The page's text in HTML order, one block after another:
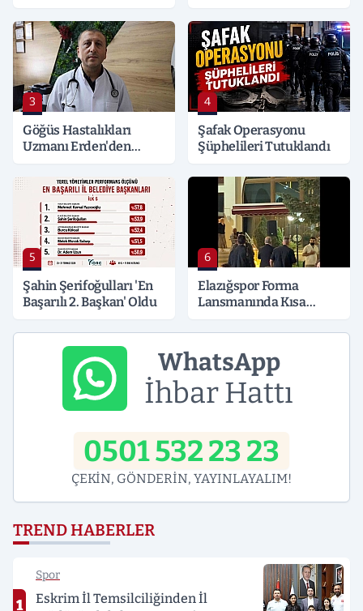
Detaylar Merak Konusu
3
Göğüs Hastalıkları
Uzmanı Erden'den
4
Şafak Operasyonu
Şüphelileri Tutuklandı
5
Şahin Şerifoğulları 'En
Başarılı 2. Başkan' Oldu
6
Elazığspor Forma
Lansmanında Kısa
WhatsApp
İhbar Hattı
0501 532 23 23
ÇEKİN, GÖNDERİN, YAYINLAYALIM!
TREND HABERLER
1
Spor
Eskrim İl Temsilciliğinden İl